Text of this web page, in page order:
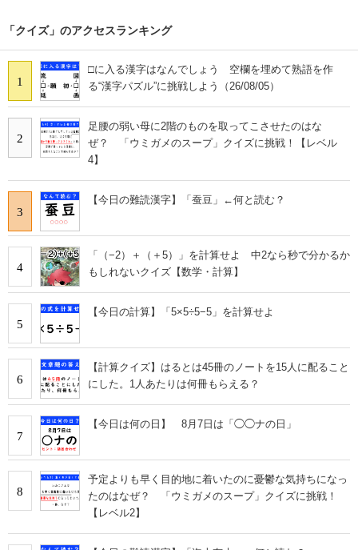
「クイズ」のアクセスランキング
1
□に入る漢字はなんでしょう 空欄を埋めて熟語を作
る“漢字パズル”に挑戦しよう（26/08/05）
2
足腰の弱い母に2階のものを取ってこさせたのはな
ぜ？ 「ウミガメのスープ」クイズに挑戦！【レベル
4】
3
【今日の難読漢字】「蚕豆」←何と読む？
4
「（−2）＋（＋5）」を計算せよ 中2なら秒で分かるか
もしれないクイズ【数学・計算】
5
【今日の計算】「5×5÷5−5」を計算せよ
6
【計算クイズ】はるとは45冊のノートを15人に配ること
にした。1人あたりは何冊もらえる？
7
【今日は何の日】 8月7日は「◯◯ナの日」
8
予定よりも早く目的地に着いたのに憂鬱な気持ちになっ
たのはなぜ？ 「ウミガメのスープ」クイズに挑戦！
【レベル2】